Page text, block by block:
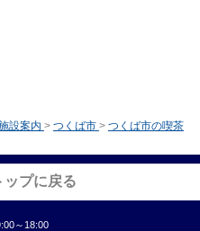
設案内 > つくば市 > つくば市の喫茶
ップに戻る
～18:00